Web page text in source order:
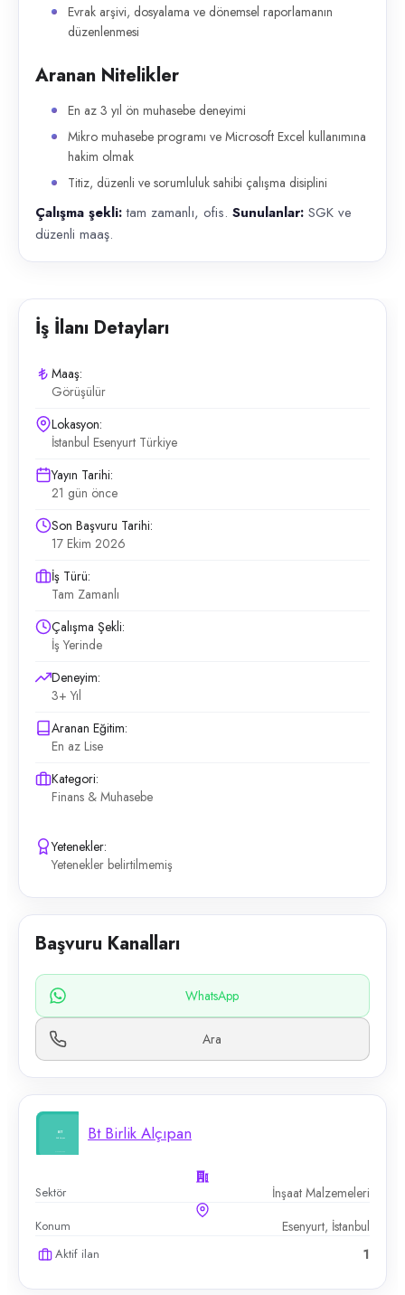
Evrak arşivi, dosyalama ve dönemsel raporlamanın
düzenlenmesi
Aranan Nitelikler
En az 3 yıl ön muhasebe deneyimi
Mikro muhasebe programı ve Microsoft Excel kullanımına
hakim olmak
Titiz, düzenli ve sorumluluk sahibi çalışma disiplini
Çalışma şekli:tam zamanlı, ofis. Sunulanlar: SGK ve
düzenli maaş.
İş İlanı Detayları
Maaş:
Görüşülür
Lokasyon:
İstanbul Esenyurt Türkiye
Yayın Tarihi:
21 gün önce
Son Başvuru Tarihi:
17 Ekim 2026
İş Türü:
Tam Zamanlı
Çalışma Şekli:
İş Yerinde
Deneyim:
3+ Yıl
Aranan Eğitim:
En az Lise
Kategori:
Finans & Muhasebe
Yetenekler:
Yetenekler belirtilmemiş
Başvuru Kanalları
WhatsApp
Ara
Bt Birlik Alçıpan
Sektör İnşaat Malzemeleri
Konum Esenyurt, İstanbul
Aktif ilan 1